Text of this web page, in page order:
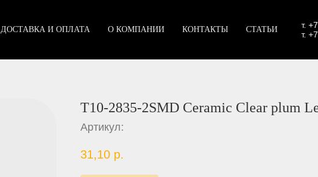
ДОСТАВКА И ОПЛАТА О КОМПАНИИ КОНТАКТЫ СТАТЬИ т.
т.
T10-2835-2SMD Ceramic Clear plum
Артикул:
31,10 р.